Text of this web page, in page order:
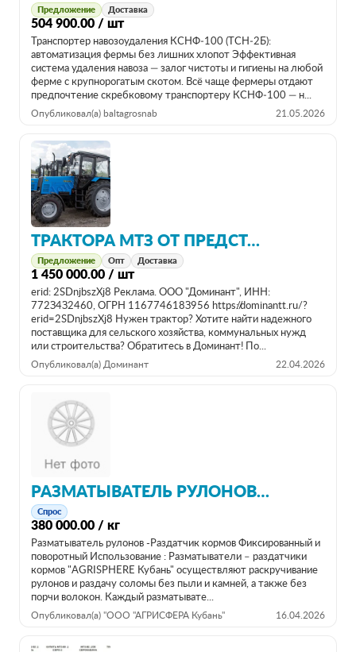
Предложение Доставка
504 900.00 / шт
Транспортер навозоудаления КСНФ‑100 (ТСН‑2Б):
автоматизация фермы без лишних хлопот Эффективная
система удаления навоза — залог чистоты и гигиены на любой
ферме с крупнорогатым скотом. Всё чаще фермеры отдают
предпочтение скребковому транспортеру КСНФ‑100 — н...
Опубликовал(а) baltagrosnab 21.05.2026
ТРАКТОРА МТЗ ОТ ПРЕДСТАВИТЕЛЯ ЗАВОДА
Предложение Опт Доставка
1 450 000.00 / шт
erid: 2SDnjbszXj8 Реклама. ООО "Доминант", ИНН:
772З4З2460, ОГРН 116774618З956 https://dominantt.ru/?
erid=2SDnjbszXj8 Нужен трактор? Хотите найти надежного
поставщика для сельского хозяйства, коммунальных нужд
или строительства? Обратитесь в Доминант! По...
Опубликовал(а) Доминант 22.04.2026
РАЗМАТЫВАТЕЛЬ РУЛОНОВ -РАЗДАТЧИК КОРМОВ "AGRISPHERE КУБАНЬ"
Спрос
380 000.00 / кг
Разматыватель рулонов -Раздатчик кормов Фиксированный и
поворотный Использование : Разматыватели – раздатчики
кормов "AGRISPHERE Кубань" осуществляют раскручивание
рулонов и раздачу соломы без пыли и камней, а также без
порчи волокон. Каждый разматывате...
Опубликовал(а) "ООО "АГРИСФЕРА Кубань" 16.04.2026